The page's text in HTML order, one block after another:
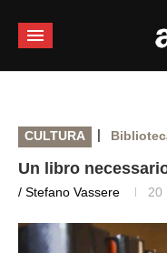
CULTURA |
Un libro
/ Stefano Vassere 20